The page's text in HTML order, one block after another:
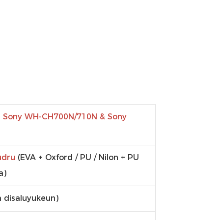
WH-CH700N/710N & Sony
(EVA + Oxford / PU / Nilon + PU